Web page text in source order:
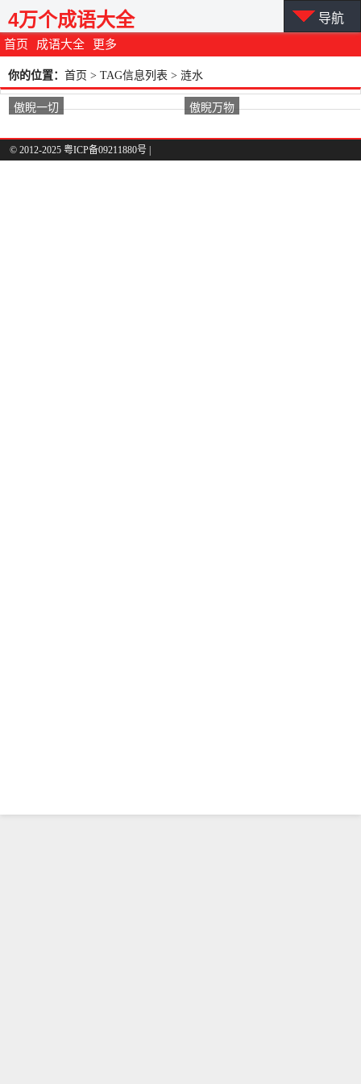
首页 成语大全 更多
4万个成语大全 导航
你的位置： 首页 > TAG信息列表 > 涟水
傲睨一切 傲睨万物
© 2012-2025 粤ICP备09211880号 |